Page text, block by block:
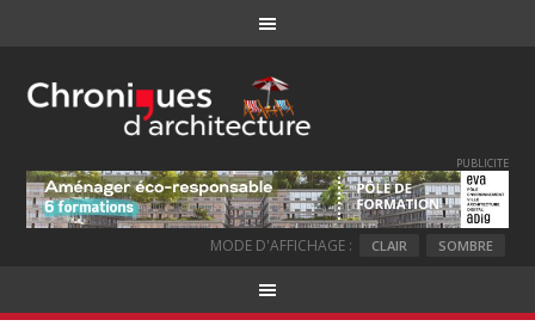
PUBLICITE
MODE D'AFFICHAGE : CLAIR SOMBRE